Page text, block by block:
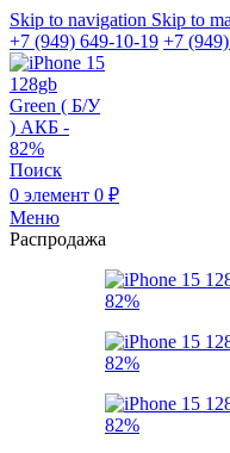
Skip to navigation Skip to
+7 (949) 649-10-19 +7
Поиск
0 элемент 0 ₽
Меню
Распродажа